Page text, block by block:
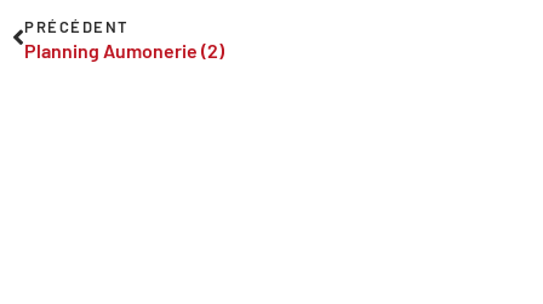
PRÉCÉDENT
Planning Aumonerie (2)